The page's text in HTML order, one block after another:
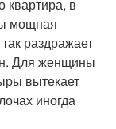
квартира, в
мощная
раздражает
Для женщины
вытекает
иногда